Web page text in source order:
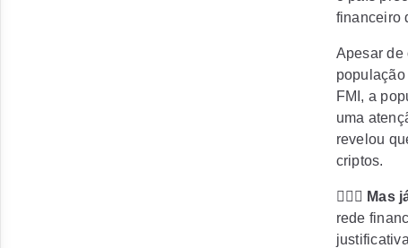
financeiro
Apesar de
FMI, a
uma
revelou
criptos.
🤷🏻‍♂️ Mas
rede